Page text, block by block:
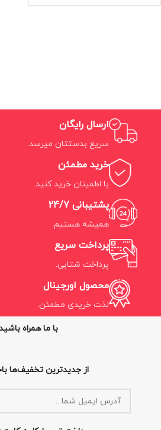
ارسال رایگان
سریع بدستتان میرسد.
خرید مطمئن
با اطمینان خرید کنید.
پشتیبانی 24/7
همیشه هستیم.
پرداخت سریع
پرداخت شتابی.
محصول اورجینال
لذت خریدی مطمئن.
با ما همراه
از جدیدترین تخفیف‌ها